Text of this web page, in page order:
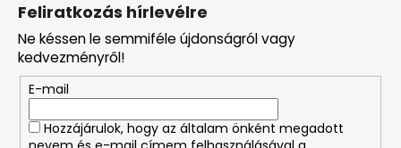
Feliratkozás hírlevélre
Ne késsen le semmiféle újdonságról vagy
kedvezményről!
E-mail
Hozzájárulok, hogy az általam önként megadott